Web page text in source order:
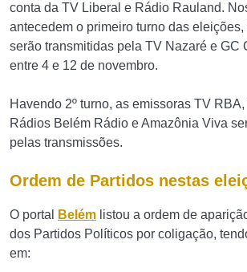
conta da TV Liberal e Rádio Rauland.
antecedem o primeiro turno das
serão transmitidas pela TV Nazaré e GC
entre 4 e 12 de novembro.
Havendo 2º turno, as emissoras TV
Rádios Belém Rádio e Amazônia Viva
pelas transmissões.
Ordem de Partidos nestas
O portal Belém listou a ordem de
dos Partidos Políticos por coligação,
em: